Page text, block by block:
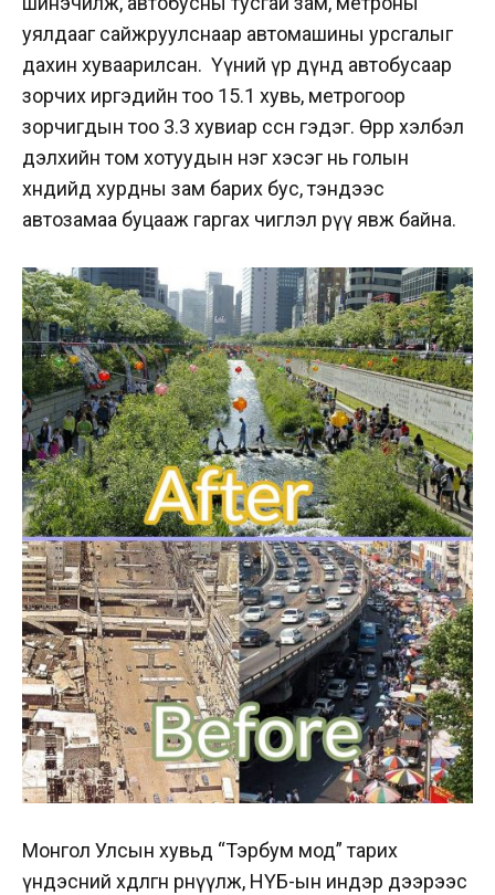
уялдааг сайжруулснаар автомашины урсгалыг
дахин хуваарилсан. Үүний үр дүнд автобусаар
зорчих иргэдийн тоо 15.1 хувь, метрогоор
зорчигдын тоо 3.3 хувиар өссөн гэдэг. Өөрөөр хэлбэл
дэлхийн том хотуудын нэг хэсэг нь голын
хөндийдөө хурдны зам барих бус, тэндээс
автозамаа буцааж гаргах чиглэл рүү явж байна.
Монгол Улсын хувьд “Тэрбум мод” тарих
үндэсний хөдөлгөөн өрнүүлж, НҮБ-ын индэр дээрээс